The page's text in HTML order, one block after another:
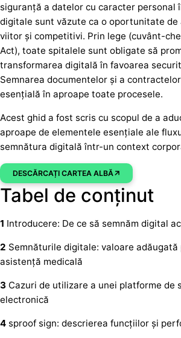
siguranță a datelor cu caracter personal
digitale sunt văzute ca o oportunitate
viitor și competitivi. Prin lege (cuvânt-
Act), toate spitalele sunt obligate să
transformarea digitală în favoarea
Semnarea documentelor și a
esențială în aproape toate procesele.
Acest ghid a fost scris cu scopul de a
aproape de elementele esențiale ale
semnătura digitală într-un context
DESCĂRCAȚI CARTEA ALBĂ
Tabel de conținut
1 Introducere: De ce să semnăm digital
2 Semnăturile digitale: valoare
asistență medicală
3 Cazuri de utilizare a unei platforme de
electronică
4 sproof sign: descrierea funcțiilor și